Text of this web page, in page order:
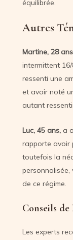
équilibrée.
Autres
Martine, 28
intermittent
ressenti une
et avoir noté
autant
Luc, 45 ans, a
rapporte avoir
toutefois la
personnalisée,
de ce régime.
Conseils
Les experts